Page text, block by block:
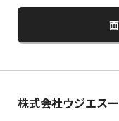
株式会社ウジエス